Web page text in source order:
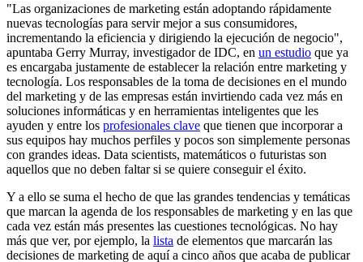
"Las organizaciones de marketing están adoptando rápidamente
nuevas tecnologías para servir mejor a sus consumidores,
incrementando la eficiencia y dirigiendo la ejecución de negocio",
apuntaba Gerry Murray, investigador de IDC, en un estudio que ya
es encargaba justamente de establecer la relación entre marketing y
tecnología. Los responsables de la toma de decisiones en el mundo
del marketing y de las empresas están invirtiendo cada vez más en
soluciones informáticas y en herramientas inteligentes que les
ayuden y entre los profesionales clave que tienen que incorporar a
sus equipos hay muchos perfiles y pocos son simplemente personas
con grandes ideas. Data scientists, matemáticos o futuristas son
aquellos que no deben faltar si se quiere conseguir el éxito.
Y a ello se suma el hecho de que las grandes tendencias y temáticas
que marcan la agenda de los responsables de marketing y en las que
cada vez están más presentes las cuestiones tecnológicas. No hay
más que ver, por ejemplo, la lista de elementos que marcarán las
decisiones de marketing de aquí a cinco años que acaba de publicar